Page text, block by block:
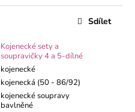
Kojenecké sety a
soupravičky 4 a 5-dílné
kojenecké
kojenecká (50 - 86/92)
kojenecké soupravy
bavlněné
Sdílet